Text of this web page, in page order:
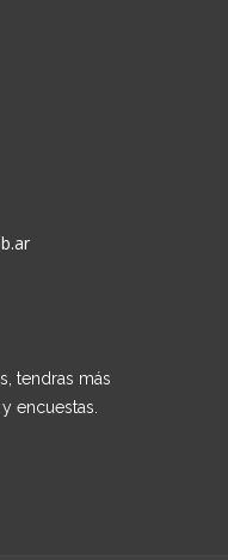
tendras más
encuestas.